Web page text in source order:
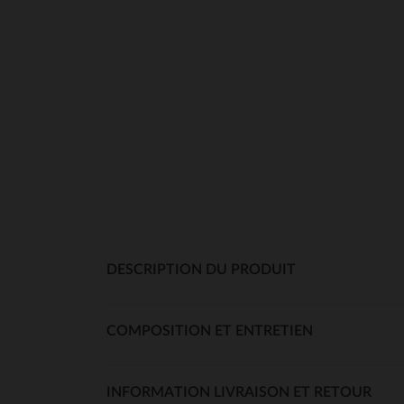
DESCRIPTION DU PRODUIT
COMPOSITION ET ENTRETIEN
INFORMATION LIVRAISON ET RETOUR